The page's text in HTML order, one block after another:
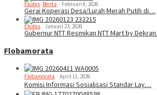
Ekobis Berita Februari 8, 2026
Gerai Koperasi Desa/Lurah Merah Putih di…
Ekobis Januari 23, 2026
Gubernur NTT Resmikan NTT Mart by
Flobamorata
Flobamorata April 11, 2026
Komisi Informasi Sosialisasi Standar Lay…